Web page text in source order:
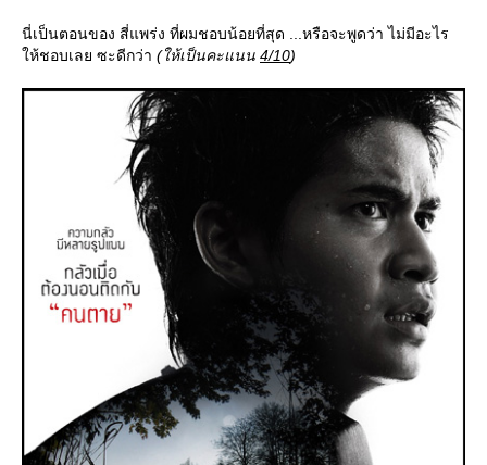
นี่เป็นตอนของ สี่แพร่ง ที่ผมชอบน้อยที่สุด ...หรือจะพูดว่า ไม่มีอะไร
ห้ชอบเลย ซะดีกว่า (ให้เป็นคะแนน 4/10)